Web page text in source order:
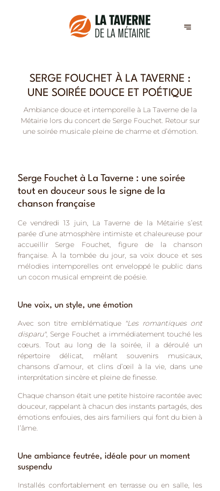
SERGE FOUCHET À LA TAVERNE :
UNE SOIRÉE DOUCE ET POÉTIQUE
Ambiance douce et intemporelle à La Taverne de la
Métairie lors du concert de Serge Fouchet. Retour sur
une soirée musicale pleine de charme et d’émotion.
Serge Fouchet à La Taverne : une soirée
tout en douceur sous le signe de la
chanson française
Ce vendredi 13 juin, La Taverne de la Métairies’est
parée d’une atmosphère intimiste et chaleureuse pour
accueillir Serge Fouchet, figure de la chanson
française. À la tombée du jour, sa voix douce et ses
mélodies intemporelles ont enveloppé le public dans
un cocon musical empreint de poésie.
Une voix, un style, une émotion
Avec son titre emblématique "Les romantiques ont
disparu", Serge Fouchet a immédiatement touché les
cœurs. Tout au long de la soirée, il a déroulé un
répertoire délicat, mêlant souvenirs musicaux,
chansons d’amour, et clins d’œil à la vie, dans une
interprétation sincère et pleine de finesse.
Chaque chanson était une petite histoire racontée avec
douceur, rappelant à chacun des instants partagés, des
émotions enfouies, des airs familiers qui font du bien à
l’âme.
Une ambiance feutrée, idéale pour un moment
suspendu
Installés confortablement en terrasse ou en salle, les